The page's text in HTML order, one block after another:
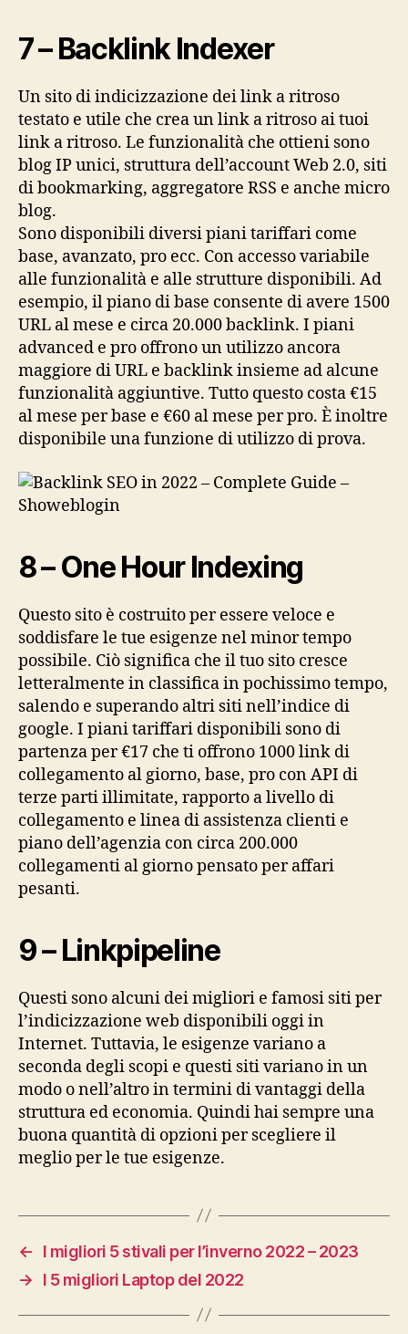
7 – Backlink Indexer
Un sito di indicizzazione dei link a ritroso
testato e utile che crea un link a ritroso ai tuoi
link a ritroso. Le funzionalità che ottieni sono
blog IP unici, struttura dell’account Web 2.0, siti
di bookmarking, aggregatore RSS e anche micro
blog.
Sono disponibili diversi piani tariffari come
base, avanzato, pro ecc. Con accesso variabile
alle funzionalità e alle strutture disponibili. Ad
esempio, il piano di base consente di avere 1500
URL al mese e circa 20.000 backlink. I piani
advanced e pro offrono un utilizzo ancora
maggiore di URL e backlink insieme ad alcune
funzionalità aggiuntive. Tutto questo costa €15
al mese per base e €60 al mese per pro. È inoltre
disponibile una funzione di utilizzo di prova.
8 – One Hour Indexing
Questo sito è costruito per essere veloce e
soddisfare le tue esigenze nel minor tempo
possibile. Ciò significa che il tuo sito cresce
letteralmente in classifica in pochissimo tempo,
salendo e superando altri siti nell’indice di
google. I piani tariffari disponibili sono di
partenza per €17 che ti offrono 1000 link di
collegamento al giorno, base, pro con API di
terze parti illimitate, rapporto a livello di
collegamento e linea di assistenza clienti e
piano dell’agenzia con circa 200.000
collegamenti al giorno pensato per affari
pesanti.
9 – Linkpipeline
Questi sono alcuni dei migliori e famosi siti per
l’indicizzazione web disponibili oggi in
Internet. Tuttavia, le esigenze variano a
seconda degli scopi e questi siti variano in un
modo o nell’altro in termini di vantaggi della
struttura ed economia. Quindi hai sempre una
buona quantità di opzioni per scegliere il
meglio per le tue esigenze.
←
I migliori 5 stivali per l’inverno 2022 – 2023
→
I 5 migliori Laptop del 2022